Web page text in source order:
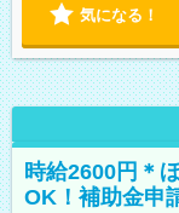
気になる！
時給2600円＊
OK！補助金申